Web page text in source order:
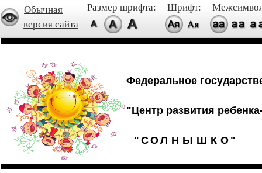
Обычная
версия сайта
Размер шрифта: Шрифт:
Федеральное
"Центр развития
" СОЛ Н Ы Ш К О "